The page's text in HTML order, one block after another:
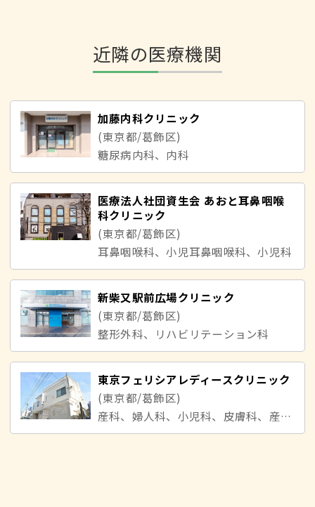
近隣の医療機関
加藤内科クリニック
(東京都/葛飾区)
糖尿病内科、内科
医療法人社団資生会 あおと耳鼻咽喉
科クリニック
(東京都/葛飾区)
耳鼻咽喉科、小児耳鼻咽喉科、小児科
新柴又駅前広場クリニック
(東京都/葛飾区)
整形外科、リハビリテーション科
東京フェリシアレディースクリニック
(東京都/葛飾区)
産科、婦人科、小児科、皮膚科、産婦人科